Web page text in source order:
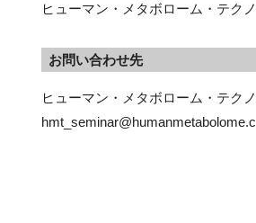
ヒューマン・メタボローム・テク
お問い合わせ先
ヒューマン・メタボローム・テク